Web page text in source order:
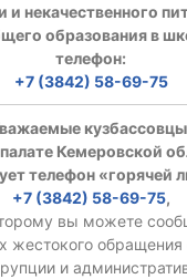
и некачественного
образования в
телефон:
+7 (3842) 58-69-75
Кемеровской
телефон «горячей
+7 (3842) 58-69-75,
вы можете
жестокого обращения
и